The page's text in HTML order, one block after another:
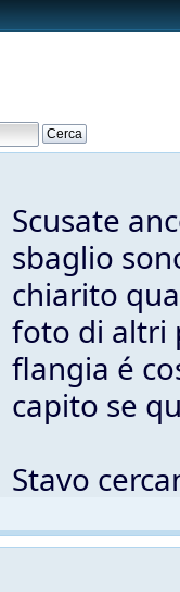
Scusate
sbaglio
chiarito
foto di altri
flangia é
capito se
Stavo